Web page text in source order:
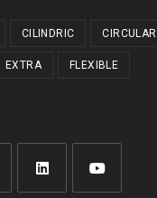
CILINDRIC CIRCULAR
EXTRA FLEXIBLE